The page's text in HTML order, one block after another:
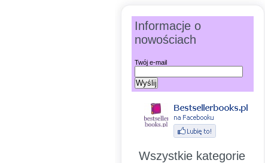
Informacje o
nowościach
Twój e-mail
Wszystkie kategorie